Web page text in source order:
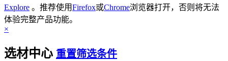
Explore 。推荐使用Firefox或Chrome浏览器打开，否则将无法
体验完整产品功能。
×
选材中心 重置筛选条件